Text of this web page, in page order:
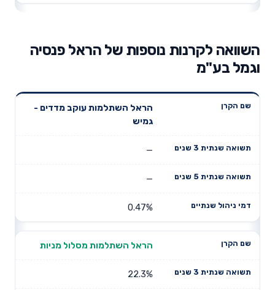
השוואה לקרנות נוספות של הראל פנסיה
וגמל בע"מ
שנתית 3
תשואה
דמי ניהול
הראל השתלמות עוקב מדדים -
גמיש
—
—
0.47%
הראל השתלמות מסלול מניות
22.3%